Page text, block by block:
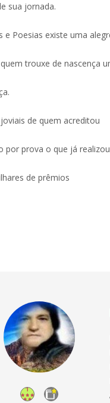
sua jornada.
e Poesias existe uma
trouxe de nascença
de quem acreditou
por prova o que já realizou
de prêmios